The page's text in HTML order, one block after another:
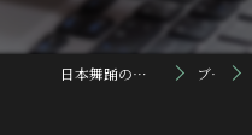
日本舞踊の小道具なら平田照樹堂 ブログ